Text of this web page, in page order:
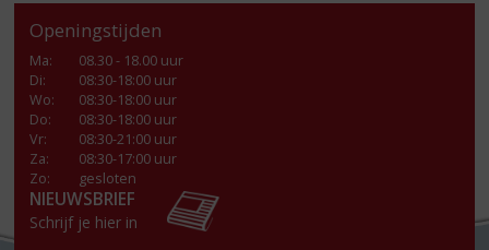
Openingstijden
Ma:
08.30 - 18.00 uur
Di:
08:30-18:00 uur
Wo:
08:30-18:00 uur
Do:
08:30-18:00 uur
Vr:
08:30-21:00 uur
Za:
08:30-17:00 uur
Zo:
gesloten
NIEUWSBRIEF
Schrijf je hier in